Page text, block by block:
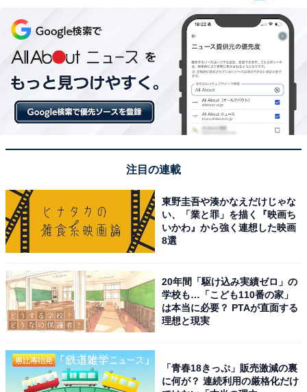
・
好きな人には衝撃！ 500人に聞いた「嫌いなご飯のお
供」ランキング！ 3位「わさび漬け」2位「うに」、1位
は？
・
500人に聞いた「嫌いなカレーの具」ランキング！ 3位
「桃」2位「セロリ」、1位は？
みんな大好き「カレーの具」人気ランキングが決定！ 3
位「牛肉」2位「玉ねぎ」、1位は？
・
小学生のとき嫌いだった給食ランキング！ 定番の「牛
乳」を抑えて1位になった嫌われメニューとは
注目の連載
東野圭吾や湊かなえだけじゃな
い、「業と罪」を描く『映画ち
いかわ』から強く連想した映画
8選
20年間「駆け込み実績ゼロ」の
学校も…「こども110番の家」
は本当に必要？ PTAが直面する
理想と現実
「青春18きっぷ」販売激減の裏
に何が？ 連続利用の厳格化だけ